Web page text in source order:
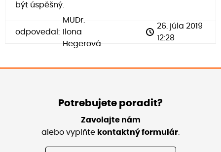
být úspěšný.
odpovedal:
MUDr.
Ilona
Hegerová
26. júla 2019
12:28
Potrebujete poradit?
Zavolajte nám
alebo vyplňte kontaktný formulár